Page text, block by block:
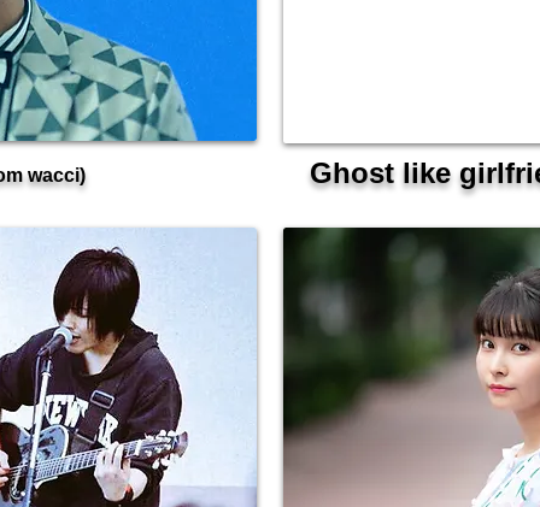
wacci) Ghost like